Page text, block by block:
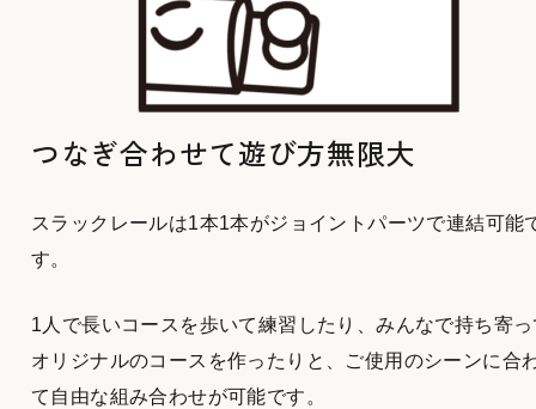
つなぎ合わせて遊び方無限大
スラックレールは1本1本がジョイントパーツで連結可能
す。
1人で長いコースを歩いて練習したり、みんなで持ち寄
オリジナルのコースを作ったりと、ご使用のシーンに合
て自由な組み合わせが可能です。